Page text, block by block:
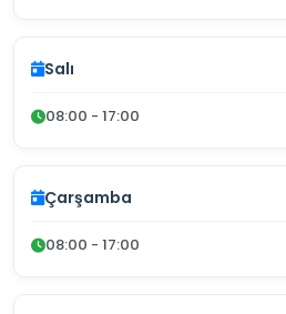
Salı
08:00 - 17:00
Çarşamba
08:00 - 17:00